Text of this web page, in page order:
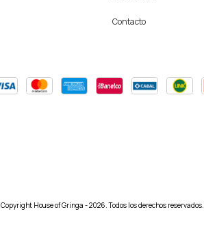
Contacto
Copyright House of Gringa - 2026. Todos los derechos reservados.